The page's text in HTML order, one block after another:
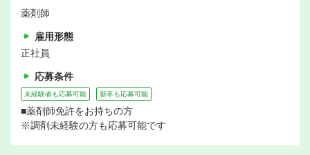
薬剤師
雇用形態
正社員
応募条件
未経験者も応募可能 新卒も応募可能
■薬剤師免許をお持ちの方
※調剤未経験の方も応募可能です